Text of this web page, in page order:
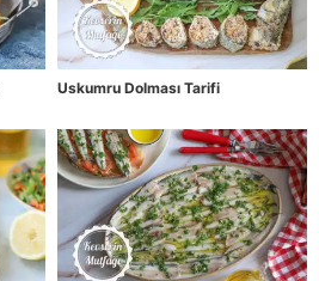
Uskumru Dolması Tarifi